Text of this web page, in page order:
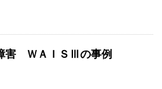
害 ＷＡＩＳⅢの事例